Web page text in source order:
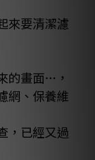
來要清潔濾
的畫面…，
網、保養維
，已經又過